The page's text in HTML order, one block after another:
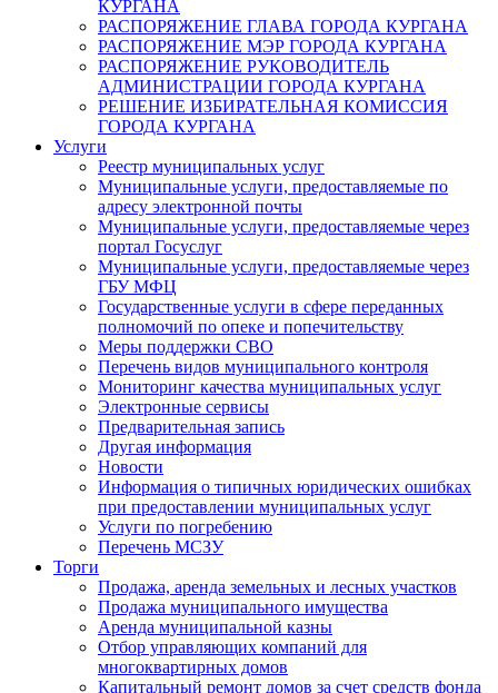
КУРГАНА
РАСПОРЯЖЕНИЕ ГЛАВА ГОРОДА КУРГАНА
РАСПОРЯЖЕНИЕ МЭР ГОРОДА КУРГАНА
РАСПОРЯЖЕНИЕ РУКОВОДИТЕЛЬ
АДМИНИСТРАЦИИ ГОРОДА КУРГАНА
РЕШЕНИЕ ИЗБИРАТЕЛЬНАЯ КОМИССИЯ
ГОРОДА КУРГАНА
Услуги
Реестр муниципальных услуг
Муниципальные услуги, предоставляемые по
адресу электронной почты
Муниципальные услуги, предоставляемые через
портал Госуслуг
Муниципальные услуги, предоставляемые через
ГБУ МФЦ
Государственные услуги в сфере переданных
полномочий по опеке и попечительству
Меры поддержки СВО
Перечень видов муниципального контроля
Мониторинг качества муниципальных услуг
Электронные сервисы
Предварительная запись
Другая информация
Новости
Информация о типичных юридических ошибках
при предоставлении муниципальных услуг
Услуги по погребению
Перечень МСЗУ
Торги
Продажа, аренда земельных и лесных участков
Продажа муниципального имущества
Аренда муниципальной казны
Отбор управляющих компаний для
многоквартирных домов
Капитальный ремонт домов за счет средств фонда